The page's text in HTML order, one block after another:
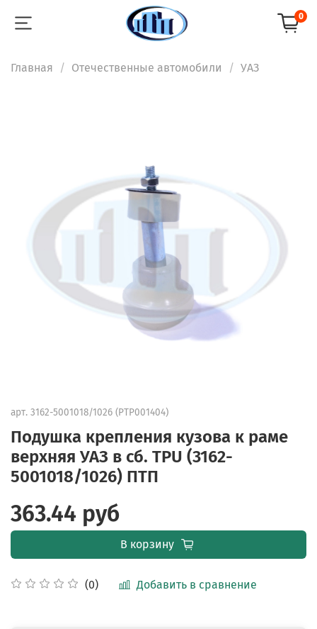
0
Главная Отечественные автомобили УАЗ
арт. 3162-5001018/1026 (PTP001404)
Подушка крепления кузова к раме
верхняя УАЗ в сб. TPU (3162-
5001018/1026) ПТП
(0) Добавить в сравнение
363.44 руб
В корзину